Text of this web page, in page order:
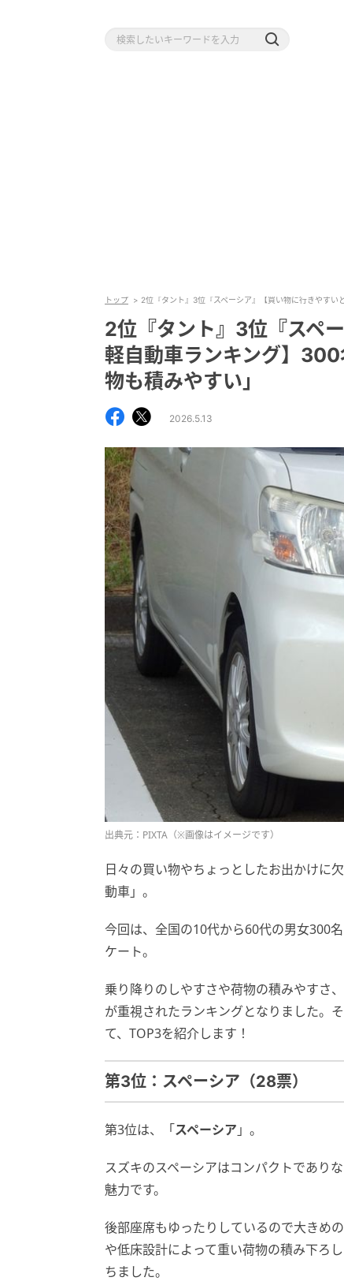
トップ 2位『タント』3位『スペーシア』【買い物に行きやすい
2位『タント』3位『スペ
軽自動車ランキング】
物も積みやすい」
2026.5.13
出典元：PIXTA（※画像はイメージです）
日々の買い物やちょっとしたお出かけに
動車」。
今回は、全国の10代から60代の男女300
ケート。
乗り降りのしやすさや荷物の積みやすさ
が重視されたランキングとなりました。
て、TOP3を紹介します！
第3位：スペーシア（28票）
第3位は、「スペーシア 」。
スズキのスペーシアはコンパクトであり
魅力です。
後部座席もゆったりしているので大きめ
や低床設計によって重い荷物の積み下ろ
ちました。